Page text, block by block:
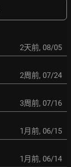
2天前, 08/05
2周前, 07/24
3周前, 07/16
1月前, 06/15
1月前, 06/14